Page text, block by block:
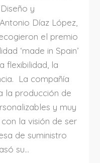
y
Díaz López,
el premio
‘made in Spain’
flexibilidad, la
La compañía
la producción de
y muy
la visión de ser
de suministro
su...